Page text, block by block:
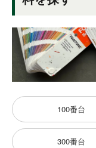
100番台
300番台